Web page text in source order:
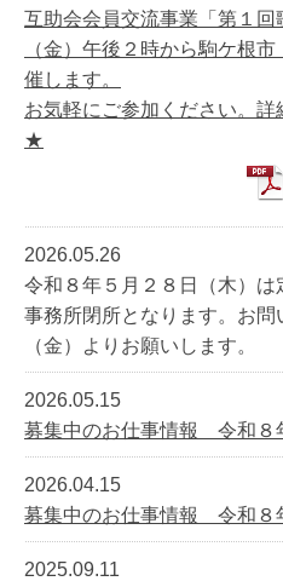
互助会会員交流事業「第１回
（金）午後２時から駒ケ根
催します。
お気軽にご参加ください。
★
2026.05.26
令和８年５月２８日（木）
事務所閉所となります。お問
（金）よりお願いします。
2026.05.15
募集中のお仕事情報 令和８
2026.04.15
募集中のお仕事情報 令和８
2025.09.11